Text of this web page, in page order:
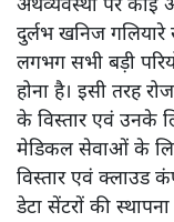
अर्थव्यवस्था पर कोई
दुर्लभ खनिज
लगभग सभी बड़ी
होना है। इसी तरह
के विस्तार एवं उनके
मेडिकल सेवाओं के
विस्तार एवं क्लाउड
डेटा सेंटरों की